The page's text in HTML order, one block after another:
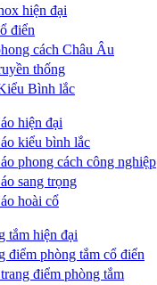
hiện đại
điển
cách Châu Âu
thống
Bình lắc
hiện đại
kiểu bình lắc
phong cách công nghiệp
sang trọng
hoài cổ
tắm hiện đại
điểm phòng tắm cổ điển
điểm phòng tắm